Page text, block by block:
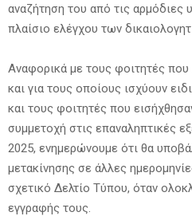
αναζήτηση του από τις αρμόδιες
πλαίσιο ελέγχου των
Αναφορικά με τους φοιτητές
και για τους οποίους ισχύουν
και τους φοιτητές που
συμμετοχή στις επαναληπτικές
2025, ενημερώνουμε ότι θα
μετακίνησης σε άλλες
σχετικό Δελτίο Τύπου, όταν
εγγραφής τους.